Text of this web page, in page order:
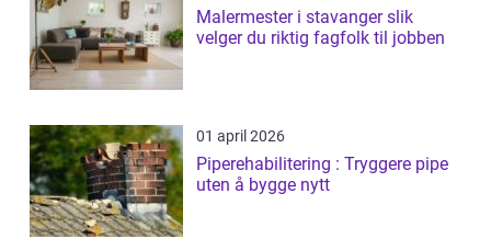
Malermester i stavanger slik
velger du riktig fagfolk til jobben
01 april 2026
Piperehabilitering : Tryggere pipe
uten å bygge nytt